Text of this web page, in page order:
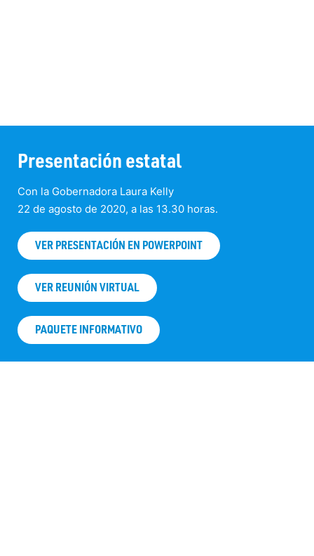
Presentación estatal
Con la Gobernadora Laura Kelly
22 de agosto de 2020, a las 13.30 horas.
VER PRESENTACIÓN EN POWERPOINT
VER REUNIÓN VIRTUAL
PAQUETE INFORMATIVO